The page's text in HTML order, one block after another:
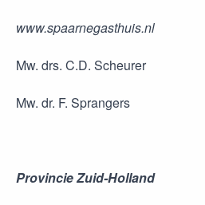
www.spaarnegasthuis.nl
Mw. drs. C.D. Scheurer
Mw. dr. F. Sprangers
Provincie Zuid-Holland